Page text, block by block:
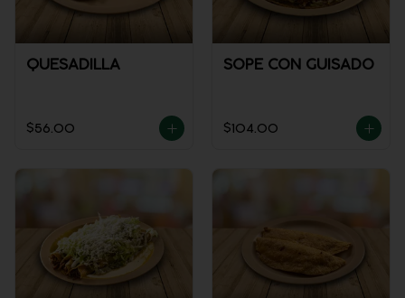
QUESADILLA
$56.00
SOPE CON GUISADO
$104.00